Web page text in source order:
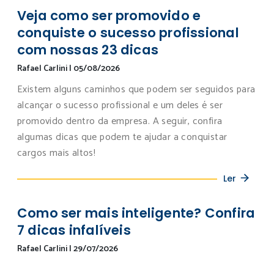
Veja como ser promovido e
conquiste o sucesso profissional
com nossas 23 dicas
Rafael Carlini| 05/08/2026
Existem alguns caminhos que podem ser seguidos para
alcançar o sucesso profissional e um deles é ser
promovido dentro da empresa. A seguir, confira
algumas dicas que podem te ajudar a conquistar
cargos mais altos!
Ler
Como ser mais inteligente? Confira
7 dicas infalíveis
Rafael Carlini|29/07/2026